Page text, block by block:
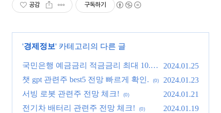
공감 구독하기
'경제정보' 카테고리의 다른 글
국민은행 예금금리 적금금리 최대 10.0
0%
(0)
2024.01.25
챗 gpt 관련주 best5 전망 빠르게 확인.
(0)
2024.01.23
서빙 로봇 관련주 전망 체크!
(0)
2024.01.21
전기차 배터리 관련주 전망 체크!
(0)
2024.01.19